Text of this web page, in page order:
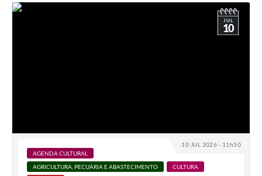
10 JUL 2026 - 11h50
JUL
10
AGENDA CULTURAL
AGRICULTURA, PECUÁRIA E ABASTECIMENTO
CULTURA